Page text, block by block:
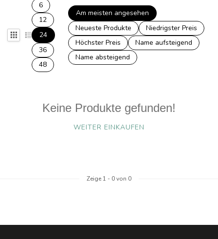
6
12
24
36
48
Am meisten angesehen
Neueste Produkte
Niedrigster Preis
Höchster Preis
Name aufsteigend
Name absteigend
Keine Produkte gefunden!
WEITER EINKAUFEN
Zeige 1 - 0von 0